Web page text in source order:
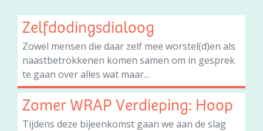
Zelfdodingsdialoog
Zowel mensen die daar zelf mee worstel(d)en als
naastbetrokkenen komen samen om in gesprek
te gaan over alles wat maar...
Zomer WRAP Verdieping: Hoop
Tijdens deze bijeenkomst gaan we aan de slag